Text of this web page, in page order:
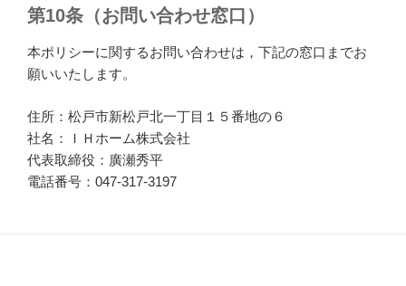
第10条（お問い合わせ窓口）
本ポリシーに関するお問い合わせは，下記の窓口までお
願いいたします。
住所：松戸市新松戸北一丁目１５番地の６
社名：ＩＨホーム株式会社
代表取締役：廣瀬秀平
電話番号：047-317-3197